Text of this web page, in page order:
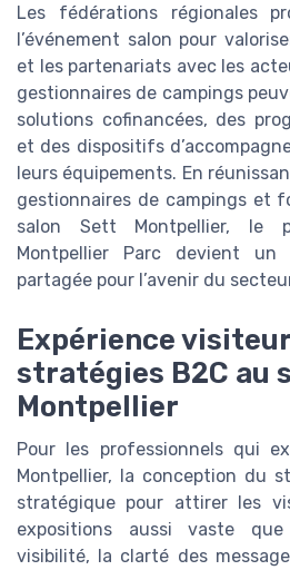
Les fédérations régionales
l’événement salon pour
et les partenariats avec les
gestionnaires de campings
solutions cofinancées, des
et des dispositifs
leurs équipements. En
gestionnaires de campings et
salon Sett Montpellier, le
Montpellier Parc devient un
partagée pour l’avenir du
Expérience
stratégies B2C au
Montpellier
Pour les professionnels qui
Montpellier, la conception du
stratégique pour attirer les
expositions aussi vaste
visibilité, la clarté des